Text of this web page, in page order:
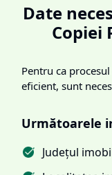
Date
Copiei
Pentru ca
eficient, sunt
Următoarele
Județul